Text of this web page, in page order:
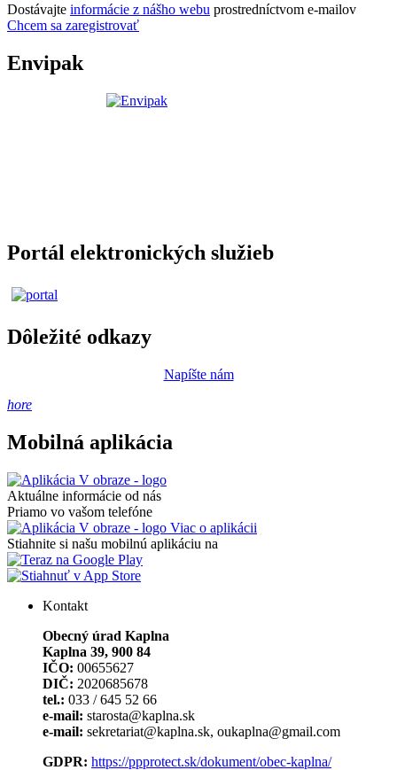
Dostávajte informácie z nášho webu prostredníctvom e-mailov
Chcem sa zaregistrovať
Envipak
Portál elektronických služieb
Dôležité odkazy
Napíšte nám
hore
Mobilná aplikácia
Aktuálne informácie od nás
Priamo vo vašom telefóne
Viac o aplikácii
Stiahnite si našu mobilnú aplikáciu na
Kontakt
Obecný úrad Kaplna
Kaplna 39, 900 84
IČO: 00655627
DIČ: 2020685678
tel.: 033 / 645 52 66
e-mail: starosta@kaplna.sk
e-mail: sekretariat@kaplna.sk, oukaplna@gmail.com
GDPR: https://ppprotect.sk/dokument/obec-kaplna/